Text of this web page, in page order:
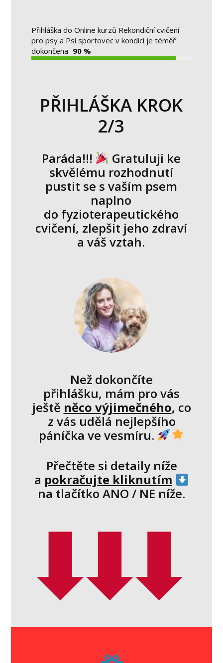
Přihláška do Online kurzů Rekondiční cvičení
pro psy a Psí sportovec v kondici je téměř
dokončena 90 %
PŘIHLÁŠKA KROK
2/3
Paráda!!!
Gratuluji ke
skvělému rozhodnutí
pustit se s vaším psem
naplno
do fyzioterapeutického
cvičení, zlepšit jeho zdraví
a váš vztah.
Než dokončíte
přihlášku, mám pro vás
ještě něco výjimečného, co
z vás udělá nejlepšího
páníčka ve vesmíru.
Přečtěte si detaily níže
a pokračujte kliknutím
na tlačítko ANO / NE níže.